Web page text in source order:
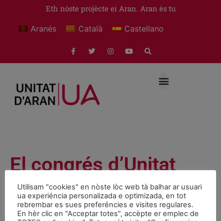
Eth nòste projècte ei Aran. Aran ès tu
Aranés Català Castellano
El congrés d’Unitat
d’Aran elegeix Calbetó
i Boya per unanimitat
Utilisam "cookies" en nòste lòc web tà balhar ar usuari
ua experiéncia personalizada e optimizada, en tot
rebrembar es sues preferéncies e visites regulares.
En hèr clic en "Acceptar totes", accèpte er emplec de